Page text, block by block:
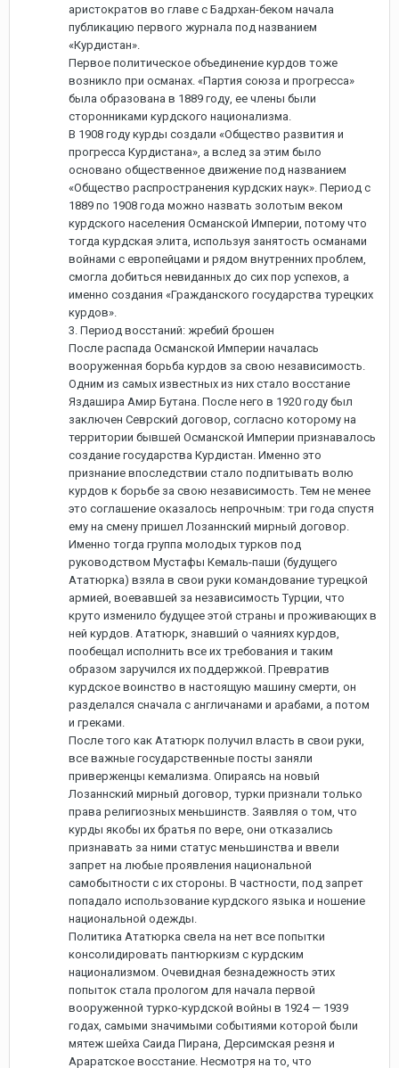
аристократов во главе с Бадрхан-беком начала
публикацию первого журнала под названием
«Курдистан».
Первое политическое объединение курдов тоже
возникло при османах. «Партия союза и прогресса»
была образована в 1889 году, ее члены были
сторонниками курдского национализма.
В 1908 году курды создали «Общество развития и
прогресса Курдистана», а вслед за этим было
основано общественное движение под названием
«Общество распространения курдских наук». Период с
1889 по 1908 года можно назвать золотым веком
курдского населения Османской Империи, потому что
тогда курдская элита, используя занятость османами
войнами с европейцами и рядом внутренних проблем,
смогла добиться невиданных до сих пор успехов, а
именно создания «Гражданского государства турецких
курдов».
3. Период восстаний: жребий брошен
После распада Османской Империи началась
вооруженная борьба курдов за свою независимость.
Одним из самых известных из них стало восстание
Яздашира Амир Бутана. После него в 1920 году был
заключен Севрский договор, согласно которому на
территории бывшей Османской Империи признавалось
создание государства Курдистан. Именно это
признание впоследствии стало подпитывать волю
курдов к борьбе за свою независимость. Тем не менее
это соглашение оказалось непрочным: три года спустя
ему на смену пришел Лозаннский мирный договор.
Именно тогда группа молодых турков под
руководством Мустафы Кемаль-паши (будущего
Ататюрка) взяла в свои руки командование турецкой
армией, воевавшей за независимость Турции, что
круто изменило будущее этой страны и проживающих в
ней курдов. Ататюрк, знавший о чаяниях курдов,
пообещал исполнить все их требования и таким
образом заручился их поддержкой. Превратив
курдское воинство в настоящую машину смерти, он
разделался сначала с англичанами и арабами, а потом
и греками.
После того как Ататюрк получил власть в свои руки,
все важные государственные посты заняли
приверженцы кемализма. Опираясь на новый
Лозаннский мирный договор, турки признали только
права религиозных меньшинств. Заявляя о том, что
курды якобы их братья по вере, они отказались
признавать за ними статус меньшинства и ввели
запрет на любые проявления национальной
самобытности с их стороны. В частности, под запрет
попадало использование курдского языка и ношение
национальной одежды.
Политика Ататюрка свела на нет все попытки
консолидировать пантюркизм с курдским
национализмом. Очевидная безнадежность этих
попыток стала прологом для начала первой
вооруженной турко-курдской войны в 1924 — 1939
годах, самыми значимыми событиями которой были
мятеж шейха Саида Пирана, Дерсимская резня и
Араратское восстание. Несмотря на то, что